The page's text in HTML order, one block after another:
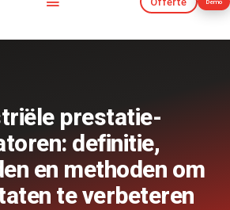
Demo
Offerte Demo
prestatie-
definitie,
en methoden om
te verbeteren